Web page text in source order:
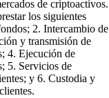
de criptoactivos.
los siguientes
2. Intercambio de
y transmisión de
4. Ejecución de
5. Servicios de
y 6. Custodia y